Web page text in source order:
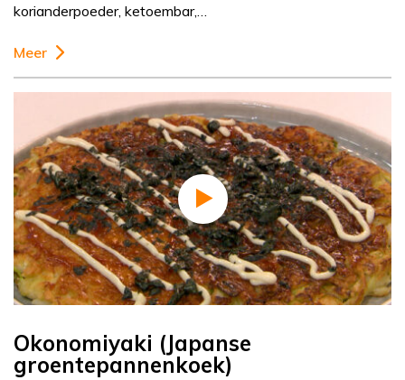
korianderpoeder, ketoembar,…
Meer
Okonomiyaki (Japanse
groentepannenkoek)